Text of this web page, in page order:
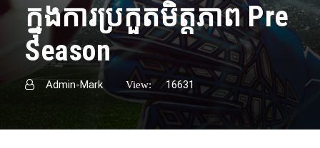
ក្នុងការប្រកួត​មិត្តភាព​ Pre
Season
Admin-Mark View: 16631